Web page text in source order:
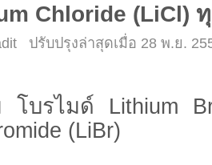
Chloride (LiCl)
ปรับปรุงล่าสุดเมื่อ 28 พ.ย.
โบรไมด์ Lithium
(LiBr)